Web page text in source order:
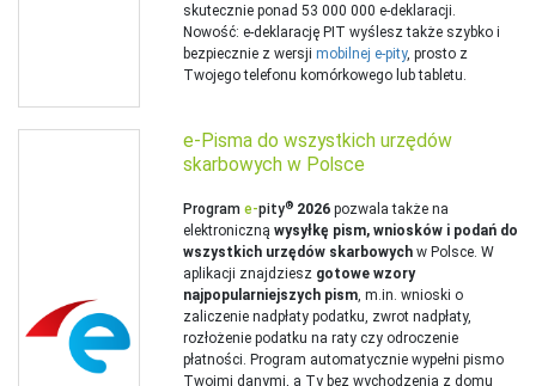
skutecznie ponad 53 000 000 e‑deklaracji.
Nowość: e‑deklarację PIT wyślesz także szybko i
bezpiecznie z wersji mobilnej e-pity, prosto z
Twojego telefonu komórkowego lub tabletu.
e-Pisma do wszystkich urzędów
skarbowych w Polsce
Program e‑pity® 2026 pozwala także na
elektroniczną wysyłkę pism, wniosków i podań do
wszystkich urzędów skarbowych w Polsce. W
aplikacji znajdziesz gotowe wzory
najpopularniejszych pism, m.in. wnioski o
zaliczenie nadpłaty podatku, zwrot nadpłaty,
rozłożenie podatku na raty czy odroczenie
płatności. Program automatycznie wypełni pismo
Twoimi danymi, a Ty bez wychodzenia z domu